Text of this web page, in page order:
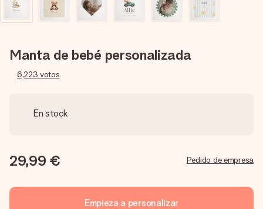
Manta de bebé personalizada
6,223 votos
En stock
29,99 € Pedido de empresa
Empieza a personalizar